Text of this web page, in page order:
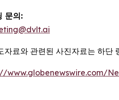
문의:
자료와 관련된 사진자료는 하단
www.globenewswire.com/